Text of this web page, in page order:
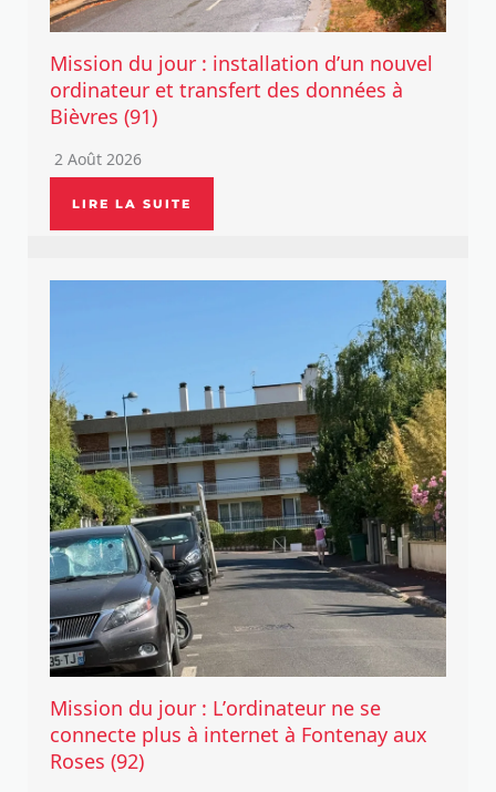
Mission du jour : installation d’un nouvel
ordinateur et transfert des données à
Bièvres (91)
2 Août 2026
LIRE LA SUITE
Mission du jour : L’ordinateur ne se
connecte plus à internet à Fontenay aux
Roses (92)